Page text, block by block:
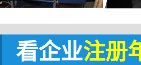
看企业注册